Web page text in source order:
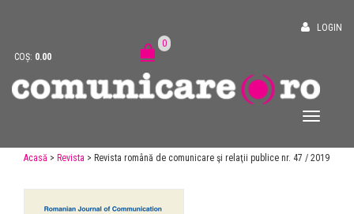
LOGIN
COȘ: 0.00
0
Acasă > Revista > Revista română de comunicare şi relaţii publice nr. 47 / 2019